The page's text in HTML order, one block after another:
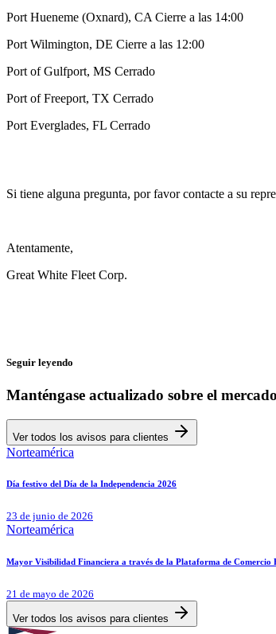
Port Hueneme (Oxnard), CA Cierre a las 14:00
Port Wilmington, DE Cierre a las 12:00
Port of Gulfport, MS Cerrado
Port of Freeport, TX Cerrado
Port Everglades, FL Cerrado
Si tiene alguna pregunta, por favor contacte a su
Atentamente,
Great White Fleet Corp.
Seguir leyendo
Manténgase actualizado sobre el
Ver todos los avisos para clientes
Norteamérica
Día festivo del Día de la Independencia 2026
23 de junio de 2026
Norteamérica
Mayor Visibilidad Financiera a través de la Plataforma de Comercio
21 de mayo de 2026
Ver todos los avisos para clientes